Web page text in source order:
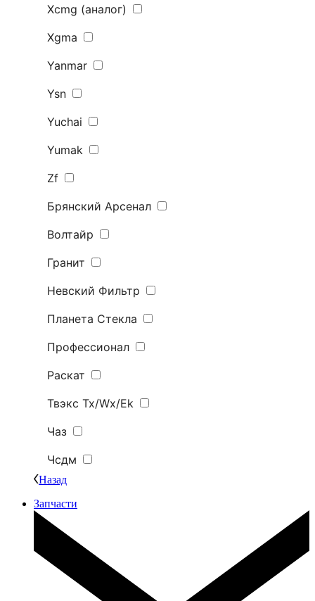
Xcmg (аналог)
Xgma
Yanmar
Ysn
Yuchai
Yumak
Zf
Брянский Арсенал
Волтайр
Гранит
Невский Фильтр
Планета Стекла
Профессионал
Раскат
Твэкс Tx/Wx/Ek
Чаз
Чсдм
Назад
Запчасти